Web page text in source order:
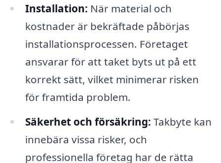
Installation: När material och
kostnader är bekräftade påbörjas
installationsprocessen. Företaget
ansvarar för att taket byts ut på ett
korrekt sätt, vilket minimerar risken
för framtida problem.
Säkerhet och försäkring: Takbyte kan
innebära vissa risker, och
professionella företag har de rätta